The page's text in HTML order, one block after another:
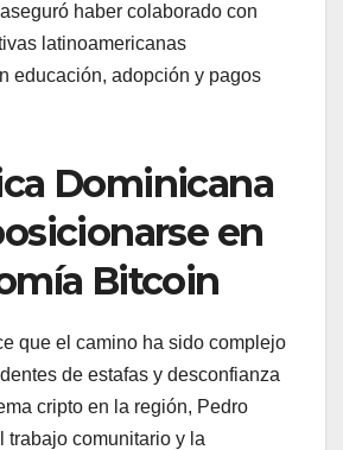
haber colaborado con
latinoamericanas
educación, adopción y pagos
Dominicana
en
Bitcoin
que el camino ha sido complejo
de estafas y desconfianza
cripto en la región, Pedro
trabajo comunitario y la